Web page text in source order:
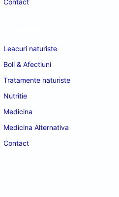
Contact
Leacuri naturiste
Boli & Afectiuni
Tratamente naturiste
Nutritie
Medicina
Medicina Alternativa
Contact